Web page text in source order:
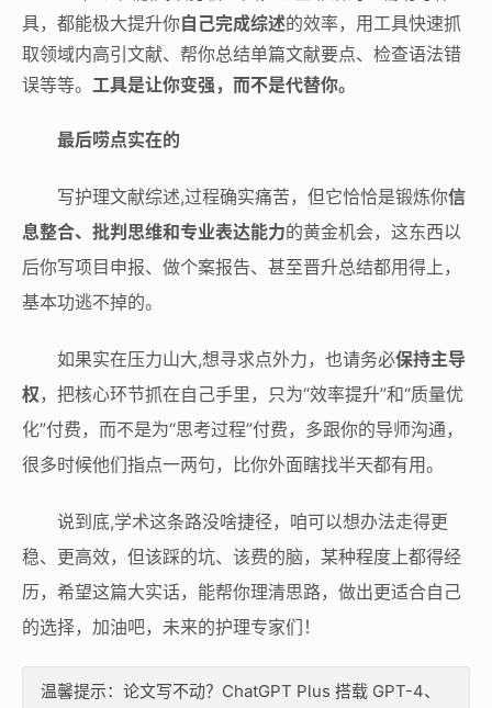
具，都能极大提升你自己完成综述的效率，用工具快速抓
取领域内高引文献、帮你总结单篇文献要点、检查语法错
误等等。 工具是让你变强，而不是代替你。
最后唠点实在的
写护理文献综述,过程确实痛苦，但它恰恰是锻炼你信
息整合、批判思维和专业表达能力的黄金机会，这东西以
后你写项目申报、做个案报告、甚至晋升总结都用得上，
基本功逃不掉的。
如果实在压力山大,想寻求点外力，也请务必保持主导
权，把核心环节抓在自己手里，只为“效率提升”和“质量优
化”付费，而不是为“思考过程”付费，多跟你的导师沟通，
很多时候他们指点一两句，比你外面瞎找半天都有用。
说到底,学术这条路没啥捷径，咱可以想办法走得更
稳、更高效，但该踩的坑、该费的脑，某种程度上都得经
历，希望这篇大实话，能帮你理清思路，做出更适合自己
的选择，加油吧，未来的护理专家们！
温馨提示：论文写不动？ChatGPT Plus 搭载 GPT-4、